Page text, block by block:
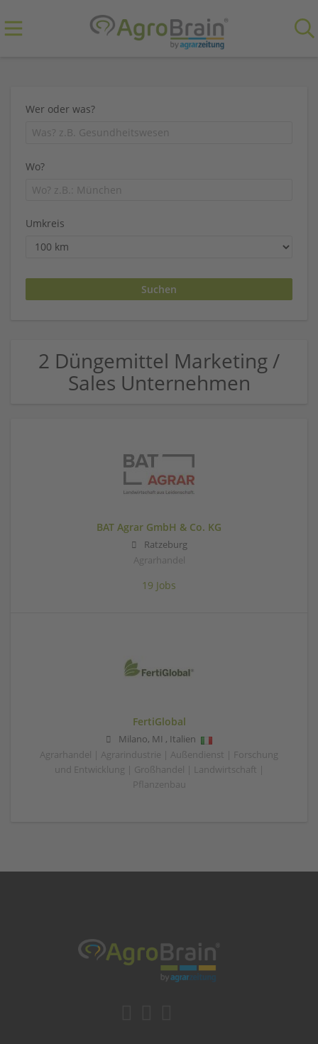
Wer oder was?
Wo?
Umkreis
2 Düngemittel Marketing /
Sales Unternehmen
BAT Agrar GmbH & Co. KG
Ratzeburg
Agrarhandel
19 Jobs
FertiGlobal
Milano, MI , Italien
Agrarhandel | Agrarindustrie | Außendienst | Forschung
und Entwicklung | Großhandel | Landwirtschaft |
Pflanzenbau